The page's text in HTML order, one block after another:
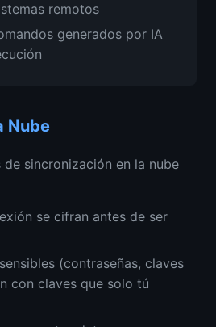
remotos
generados por IA
Nube
de sincronización en la nube
se cifran antes de ser
(contraseñas, claves
con claves que solo tú